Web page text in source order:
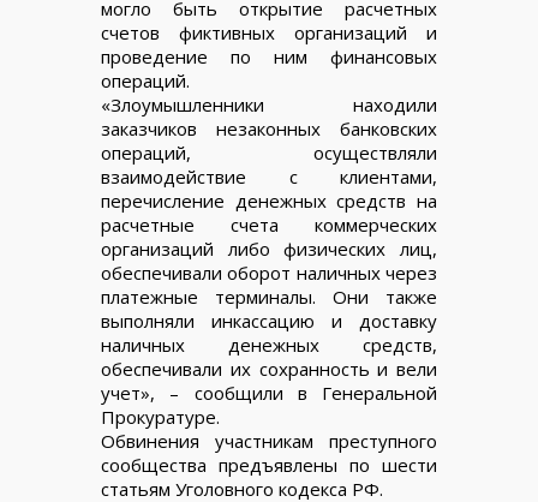
могло быть открытие расчетных
счетов фиктивных организаций и
проведение по ним финансовых
операций.
«Злоумышленники находили
заказчиков незаконных банковских
операций, осуществляли
взаимодействие с клиентами,
перечисление денежных средств на
расчетные счета коммерческих
организаций либо физических лиц,
обеспечивали оборот наличных через
платежные терминалы. Они также
выполняли инкассацию и доставку
наличных денежных средств,
обеспечивали их сохранность и вели
учет», – сообщили в Генеральной
Прокуратуре.
Обвинения участникам преступного
сообщества предъявлены по шести
статьям Уголовного кодекса РФ.